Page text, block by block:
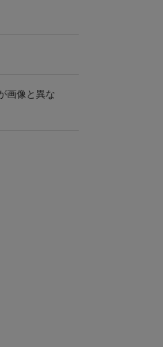
画像と異な